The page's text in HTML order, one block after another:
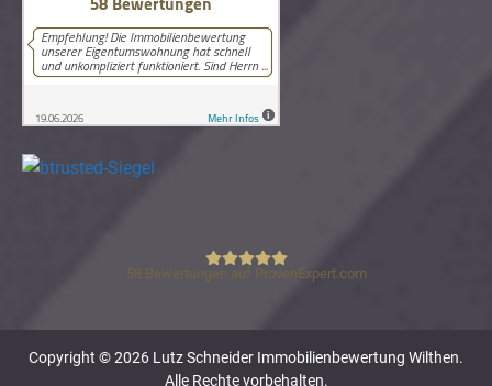
Lutz Schneider Immobilienbewertung
58 Bewertungen auf ProvenExpert.com
Copyright © 2026 Lutz Schneider Immobilienbewertung Wilthen.
Alle Rechte vorbehalten.